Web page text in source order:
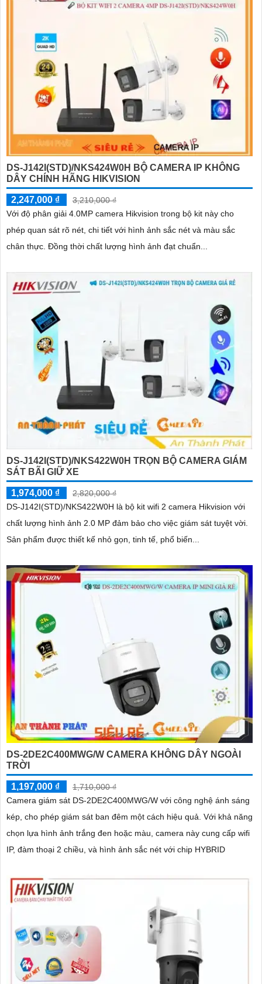
DS-J142I(STD)/NKS424W0H BỘ CAMERA IP KHÔNG
DÂY CHÍNH HÃNG HIKVISION
2,247,000 ₫
3,210,000 ₫
Với độ phân giải 4.0MP camera Hikvision trong bộ kit này cho
phép quan sát rõ nét, chi tiết với hình ảnh sắc nét và màu sắc
chân thực. Đồng thời chất lượng hình ảnh đạt chuẩn...
DS-J142I(STD)/NKS422W0H TRỌN BỘ CAMERA GIÁM
SÁT BÃI GIỮ XE
1,974,000 ₫
2,820,000 ₫
DS-J142I(STD)/NKS422W0H là bộ kit wifi 2 camera Hikvision với
chất lượng hình ảnh 2.0 MP đảm bảo cho việc giám sát tuyệt vời.
Sản phẩm được thiết kế nhỏ gọn, tinh tế, phổ biến...
DS-2DE2C400MWG/W CAMERA KHÔNG DÂY NGOÀI
TRỜI
1,197,000 ₫
1,710,000 ₫
Camera giám sát DS-2DE2C400MWG/W với công nghệ ánh sáng
kép, cho phép giám sát ban đêm một cách hiệu quả. Với khả năng
chọn lựa hình ảnh trắng đen hoặc màu, camera này cung cấp wifi
IP, đàm thoại 2 chiều, và hình ảnh sắc nét với chip HYBRID